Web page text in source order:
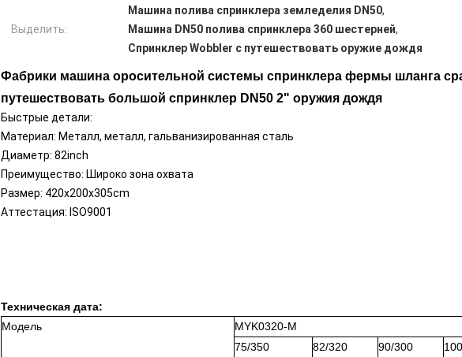
Выделить:
Машина полива спринклера земледелия DN50,
Машина DN50 полива спринклера 360 шестерней,
Спринклер Wobbler с путешествовать оружие дождя
Фабрики машина оросительной системы спринклера фермы шланга
путешествовать большой спринклер DN50 2" оружия дождя
Быстрые детали:
Материал: Металл, металл, гальванизированная сталь
Диаметр: 82inch
Преимущество: Широко зона охвата
Размер: 420x200x305cm
Аттестация: ISO9001
Техническая дата:
Модель
MYK0320-M
75/350
82/320 90/300